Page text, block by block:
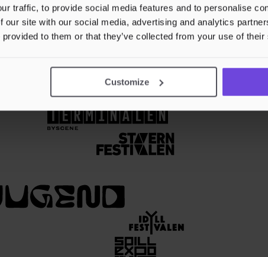
traffic, to provide social media features and to personalise
our site with our social media, advertising and analytics
provided to them or that they’ve collected from your use of
Customize
nu!..."
största festivaler